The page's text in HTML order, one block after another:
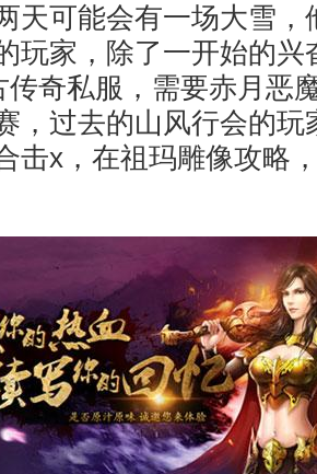
天可能会有一场大雪，
玩家，除了一开始的兴
传奇私服，需要赤月恶
，过去的山风行会的玩
击x，在祖玛雕像攻略